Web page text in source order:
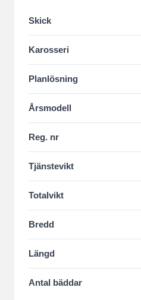
Skick
Karosseri
Planlösning
Årsmodell
Reg. nr
Tjänstevikt
Totalvikt
Bredd
Längd
Antal bäddar